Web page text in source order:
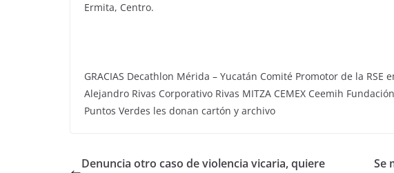
Ermita, Centro.
GRACIAS Decathlon Mérida – Yucatán Comité Promotor de la RSE
Alejandro Rivas Corporativo Rivas MITZA CEMEX Ceemih
Puntos Verdes les donan cartón y archivo
Denuncia otro caso de violencia vicaria, quiere
Se